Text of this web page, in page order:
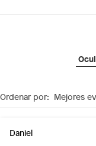
Ordenar por: Mejores
Daniel